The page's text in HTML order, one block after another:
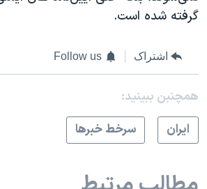
گرفته شده است.
اشتراک Follow us
همچنبن ببینید:
ايران
سرخط خبرها